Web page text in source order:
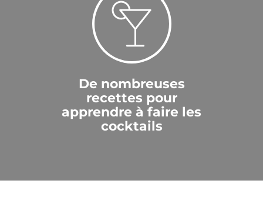
De nombreuses
recettes pour
apprendre à faire les
cocktails